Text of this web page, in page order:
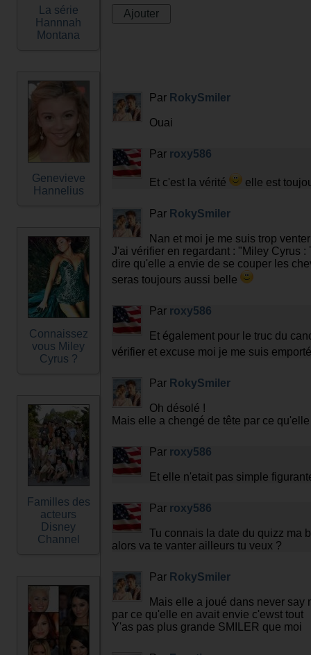
La série
Hannnah
Montana
Genevieve
Hannelius
Connaissez
vous Miley
Cyrus ?
Familles des
acteurs
Disney
Channel
Par RokySmiler
Ouai
Par roxy586
Et c'est la vérité elle est
Par RokySmiler
Nan et moi je me suis trop venter
J'ai vérifier en regardant : "Miley Cyrus
dire qu'elle a envie de se couper les
seras toujours aussi belle
Par roxy586
Et également pour le truc du
vérifier et excuse moi je me suis
Par RokySmiler
Oh désolé !
Mais elle a chengé de tête par ce
Par roxy586
Et elle n'etait pas simple
Par roxy586
Tu connais la date du quizz ma
alors va te vanter ailleurs tu veux ?
Par RokySmiler
Mais elle a joué dans never
par ce qu'elle en avait envie c'ewst tout
Y'as pas plus grande SMILER que moi